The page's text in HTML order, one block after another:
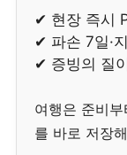
✔ 현장 즉시
✔ 파손 7일·
✔ 증빙의 질
여행은 준비
를 바로 저장